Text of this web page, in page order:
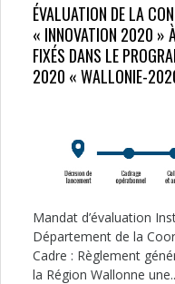
ÉVALUATION DE LA
« INNOVATION 2020 »
FIXÉS DANS LE
2020 « WALLONIE-
Mandat d’évaluation
Département de la
Cadre : Règlement
la Région Wallonne